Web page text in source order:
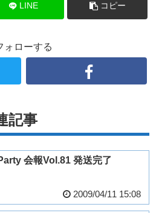
LINE コピー
ォローする
記事
会報Vol.81 発送完了
2009/04/11 15:08